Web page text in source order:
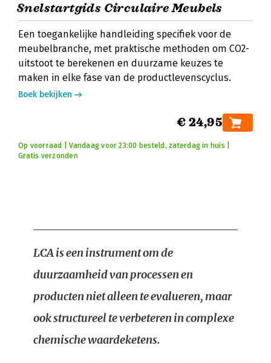
Snelstartgids Circulaire Meubels
Een toegankelijke handleiding specifiek voor de
meubelbranche, met praktische methoden om CO2-
uitstoot te berekenen en duurzame keuzes te
maken in elke fase van de productlevenscyclus.
Boek bekijken
€ 24,95
Op voorraad | Vandaag voor 23:00 besteld, zaterdag in huis |
Gratis verzonden
LCA is een instrument om de
duurzaamheid van processen en
producten niet alleen te evalueren, maar
ook structureel te verbeteren in complexe
chemische waardeketens.